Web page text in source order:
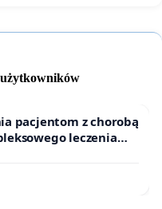
pacjentom z chorobą
leczenia